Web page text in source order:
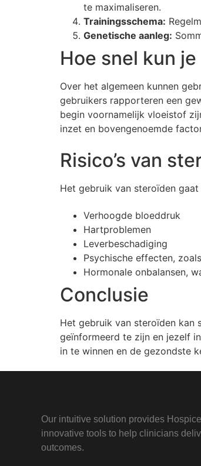
te maximaliseren.
Trainingsschema:
Genetische aanleg:
Hoe snel kun
Over het algemeen kunnen
gebruikers rapporteren een
begin voornamelijk vloeistof
inzet en bovengenoemde
Risico’s van
Het gebruik van steroïden
Verhoogde bloeddruk
Hartproblemen
Leverbeschadiging
Psychische effecten,
Hormonale onbalansen,
Conclusie
Het gebruik van steroïden kan
geïnformeerd te zijn en jezelf
in te winnen en de gezondste
Our intuitive solution provides
innovative tools to help clinicians
outcomes.